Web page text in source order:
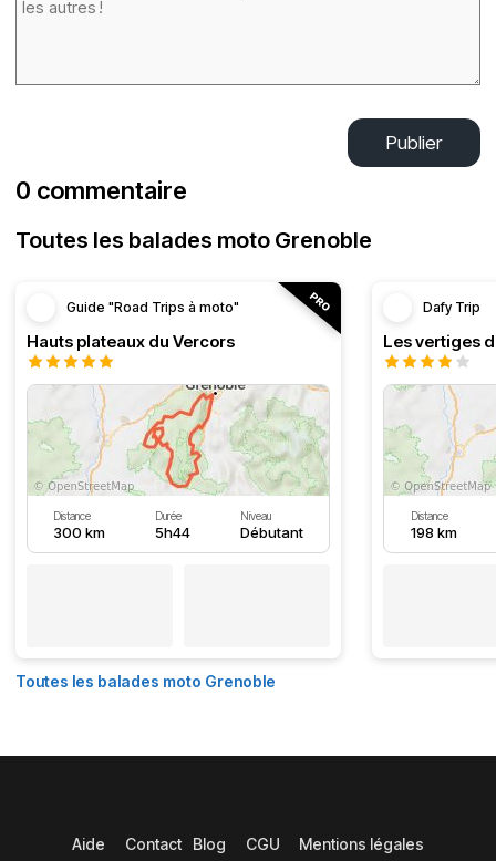
Publier
0 commentaire
Toutes les balades moto Grenoble
Guide "Road Trips à moto"
Hauts plateaux du Vercors
Distance
300 km
Durée
5h44
Niveau
Débutant
Dafy Trip
Les vertiges
Distance
198 km
Toutes les balades moto Grenoble
Aide Contact Blog CGU Mentions légales